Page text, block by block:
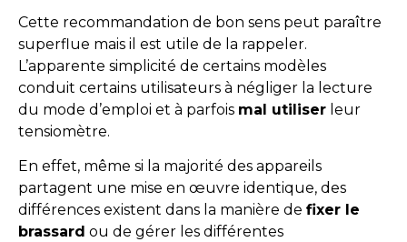
Cette recommandation de bon sens peut paraître
superflue mais il est utile de la rappeler.
L’apparente simplicité de certains modèles
conduit certains utilisateurs à négliger la lecture
du mode d’emploi et à parfois mal utiliser leur
tensiomètre.
En effet, même si la majorité des appareils
partagent une mise en œuvre identique, des
différences existent dans la manière de fixer le
brassard ou de gérer les différentes